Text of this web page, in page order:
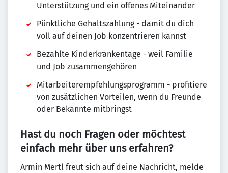
Unterstützung und ein offenes Miteinander
Pünktliche Gehaltszahlung - damit du dich
voll auf deinen Job konzentrieren kannst
Bezahlte Kinderkrankentage - weil Familie
und Job zusammengehören
Mitarbeiterempfehlungsprogramm - profitiere
von zusätzlichen Vorteilen, wenn du Freunde
oder Bekannte mitbringst
Hast du noch Fragen oder möchtest
einfach mehr über uns erfahren?
Armin Mertl freut sich auf deine Nachricht, melde